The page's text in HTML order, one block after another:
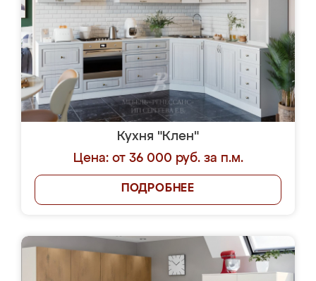
Кухня "Клен"
Цена: от 36 000 руб. за п.м.
ПОДРОБНЕЕ